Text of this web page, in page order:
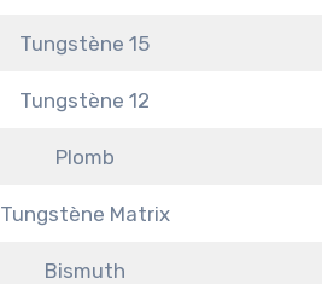
Tungstène 15
Tungstène 12
Plomb
Tungstène Matrix
Bismuth